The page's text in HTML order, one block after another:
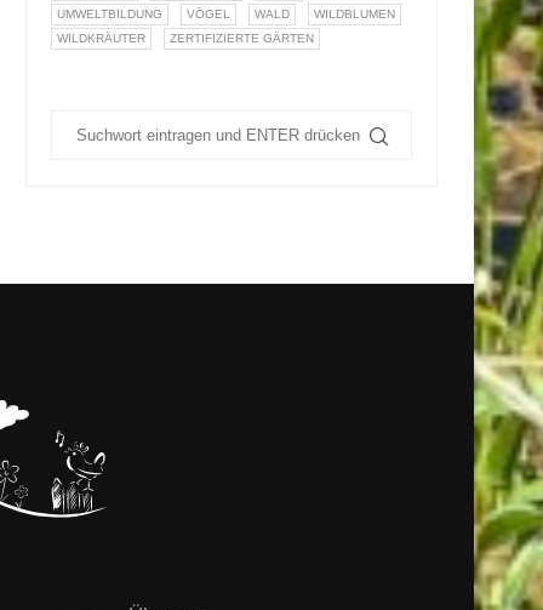
UMWELTBILDUNG
VÖGEL WALD
WILDBLUMEN
WILDKRÄUTER
ZERTIFIZIERTE GÄRTEN